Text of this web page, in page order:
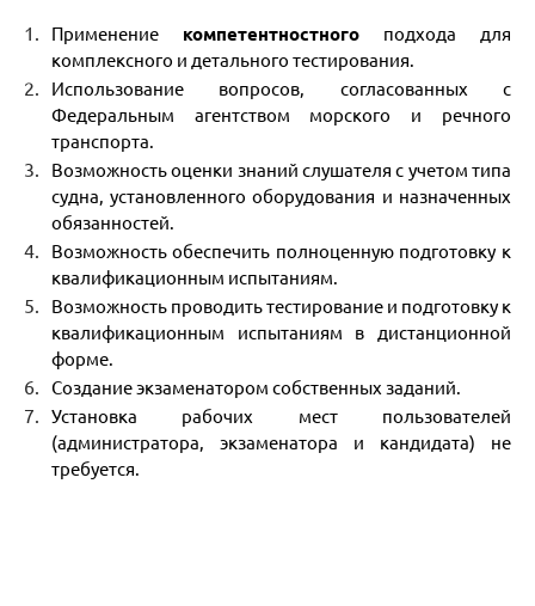
Применение компетентностного подхода для
комплексного и детального тестирования.
Использование вопросов, согласованных с
Федеральным агентством морского и речного
транспорта.
Возможность оценки знаний слушателя с учетом типа
судна, установленного оборудования и назначенных
обязанностей.
Возможность обеспечить полноценную подготовку к
квалификационным испытаниям.
Возможность проводить тестирование и подготовку к
квалификационным испытаниям в дистанционной
форме.
Создание экзаменатором собственных заданий.
Установка рабочих мест пользователей
(администратора, экзаменатора и кандидата) не
требуется.